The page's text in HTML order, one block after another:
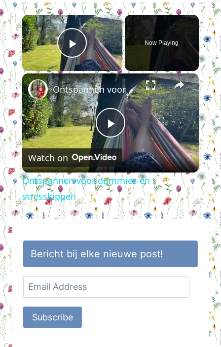
×
Play Video
Now Playing
×
Play
Video
Ontspannen voor dummies en stresskippen
Watch on
Ontspannen voor dummies en
stresskippen
Bericht bij elke nieuwe post!
Email
Address
Subscribe